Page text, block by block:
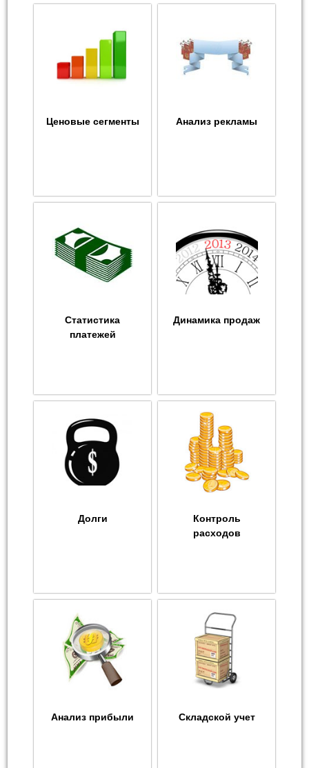
Ценовые сегменты Анализ рекламы
Статистика
платежей
Динамика продаж
Долги
Контроль
расходов
Анализ прибыли Складской учет